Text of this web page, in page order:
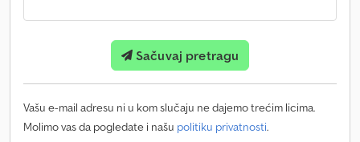
Sačuvaj pretragu
Vašu e-mail adresu ni u kom slučaju ne dajemo trećim licima.
Molimo vas da pogledate i našu politiku privatnosti.